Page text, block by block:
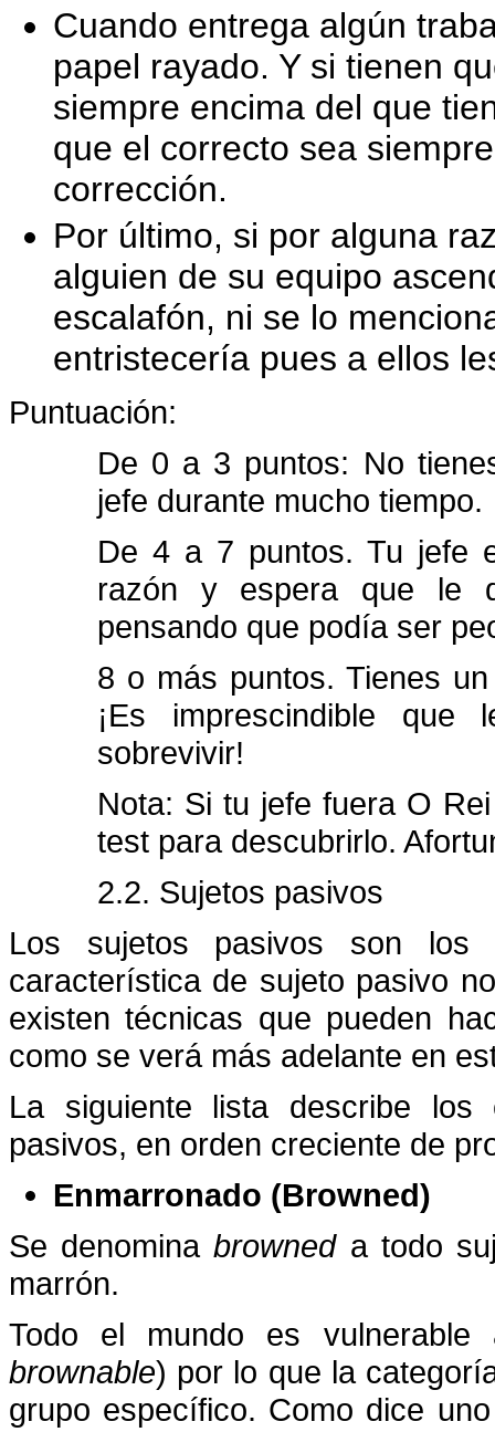
Cuando entrega algún
papel rayado. Y si tienen
siempre encima del que
que el correcto sea
corrección.
Por último, si por alguna
alguien de su equipo
escalafón, ni se lo
entristecería pues a ellos
Puntuación:
De 0 a 3 puntos: No
jefe durante mucho tiempo.
De 4 a 7 puntos. Tu jefe
razón y espera que le
pensando que podía ser
8 o más puntos. Tienes
¡Es imprescindible
sobrevivir!
Nota: Si tu jefe fuera O
test para descubrirlo.
2.2. Sujetos pasivos
Los sujetos pasivos son los
característica de sujeto pasivo
existen técnicas que pueden
como se verá más adelante en
La siguiente lista describe
pasivos, en orden creciente de
Enmarronado (Browned)
Se denominabrowneda todo
marrón.
Todo el mundo es vulnerable
brownable) por lo que la
grupo específico. Como dice